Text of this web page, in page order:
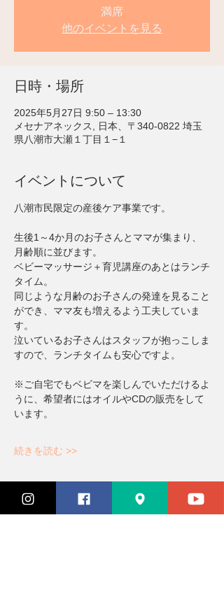
満席
他のイベントを見る
日時・場所
2025年5月27日 9:50 – 13:30
メセナアネックス, 日本、〒340-0822 埼玉
県八潮市大瀬１丁目１−１
イベントについて
八潮市民限定の産後ケア事業です。
生後1～4か月のお子さんとママが集まり、
月齢順に並びます。
ベビーマッサージ＋育児講座のあとはランチ
タイム。
同じような月齢のお子さんの発達を見ること
ができ、ママ友も増えるよう工夫していま
す。
泣いているお子さんはスタッフが抱っこしま
すので、ランチタイムも安心ですよ。
※ご自宅でもベビマを楽しんでいただけるよ
うに、希望者にはオイルやCDの販売をして
います。
続きを読む >>
チケット設定